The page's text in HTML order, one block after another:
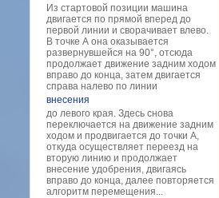
Из стартовой позиции машина
двигается по прямой вперед до
первой линии и сворачивает влево.
В точке А она оказывается
развернувшейся на 90°, отсюда
продолжает движение задним ходом
вправо до конца, затем двигается
справа налево по линии
внесения
до левого края. Здесь снова
переключается на движение задним
ходом и продвигается до точки А,
откуда осуществляет переезд на
вторую линию и продолжает
внесение удобрения, двигаясь
вправо до конца, далее повторяется
алгоритм перемещения...